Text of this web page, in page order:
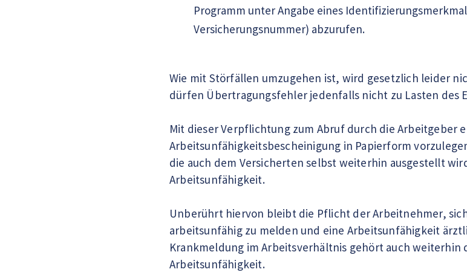
Programm unter Angabe eines
Versicherungsnummer) abzurufen.
Wie mit Störfällen umzugehen ist, wird gesetzlich leider
dürfen Übertragungsfehler jedenfalls nicht zu Lasten des
Mit dieser Verpflichtung zum Abruf durch die
Arbeitsunfähigkeitsbescheinigung in Papierform
die auch dem Versicherten selbst weiterhin ausgestellt
Arbeitsunfähigkeit.
Unberührt hiervon bleibt die Pflicht der Arbeitnehmer,
arbeitsunfähig zu melden und eine Arbeitsunfähigkeit
Krankmeldung im Arbeitsverhältnis gehört auch
Arbeitsunfähigkeit.